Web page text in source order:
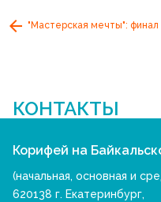
"Мастерская мечты": финал
КОНТАКТЫ
Корифей на
(начальная, основная и
620138 г. Екатеринбург,